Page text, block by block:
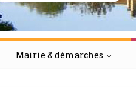
Mairie & démarches